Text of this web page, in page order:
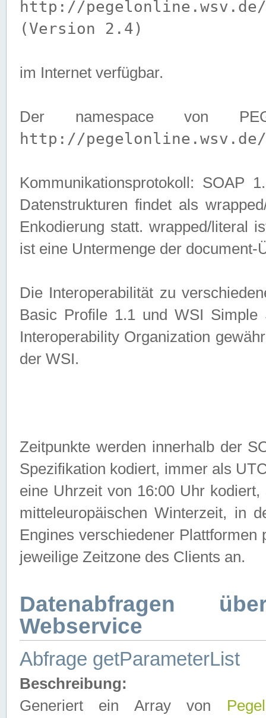
http://pegelonline.wsv.de/
(Version 2.4)
im Internet verfügbar.
Der namespace von
http://pegelonline.wsv.de/
Kommunikationsprotokoll: SOAP
Datenstrukturen findet als
Enkodierung statt. wrapped/literal
ist eine Untermenge der
Die Interoperabilität zu
Basic Profile 1.1 und WSI
Interoperability Organization
der WSI.
Zeitpunkte werden innerhalb der
Spezifikation kodiert, immer als
eine Uhrzeit von 16:00 Uhr
mitteleuropäischen Winterzeit, in
Engines verschiedener
jeweilige Zeitzone des Clients an.
Datenabfragen
Webservice
Abfrage getParameterList
Beschreibung:
Generiert ein Array von